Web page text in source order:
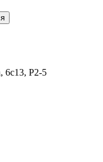
6с13, Р2-5